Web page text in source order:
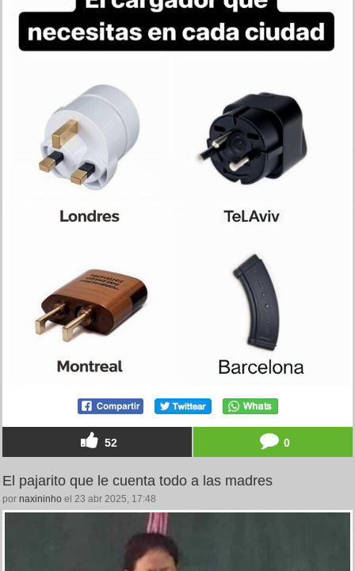
52 0
El pajarito que le cuenta todo a las madres
por naxininho el 23 abr 2025, 17:48